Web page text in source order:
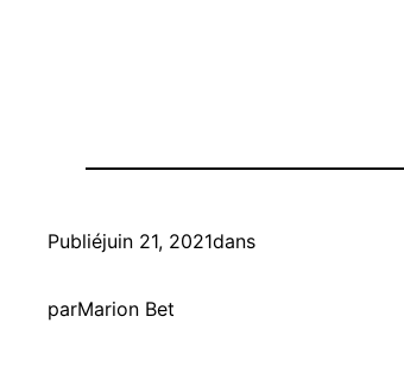
Publiéjuin 21, 2021dans
parMarion Bet